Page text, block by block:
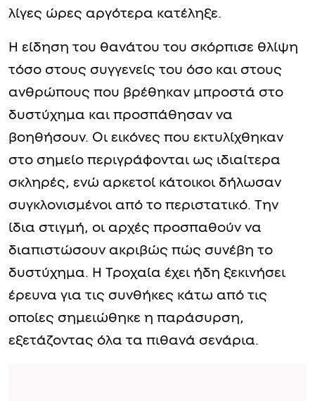
λίγες ώρες αργότερα κατέληξε.
Η είδηση του θανάτου του σκόρπισε θλίψη
τόσο στους συγγενείς του όσο και στους
ανθρώπους που βρέθηκαν μπροστά στο
δυστύχημα και προσπάθησαν να
βοηθήσουν. Οι εικόνες που εκτυλίχθηκαν
στο σημείο περιγράφονται ως ιδιαίτερα
σκληρές, ενώ αρκετοί κάτοικοι δήλωσαν
συγκλονισμένοι από το περιστατικό. Την
ίδια στιγμή, οι αρχές προσπαθούν να
διαπιστώσουν ακριβώς πώς συνέβη το
δυστύχημα. Η Τροχαία έχει ήδη ξεκινήσει
έρευνα για τις συνθήκες κάτω από τις
οποίες σημειώθηκε η παράσυρση,
εξετάζοντας όλα τα πιθανά σενάρια.